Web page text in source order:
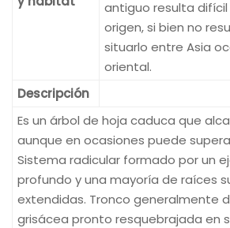
antiguo resulta
origen, si bien no
situarlo entre Asia
oriental.
Descripción
Es un árbol de hoja caduca que
aunque en ocasiones puede
Sistema radicular formado por un
profundo y una mayoría de raíces
extendidas. Tronco generalmente
grisácea pronto resquebrajada en